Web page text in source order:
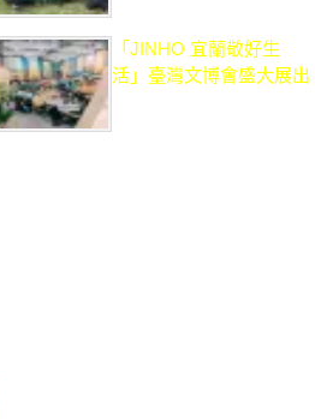
「JINHO 宜蘭敬好生
活」臺灣文博會盛大展出